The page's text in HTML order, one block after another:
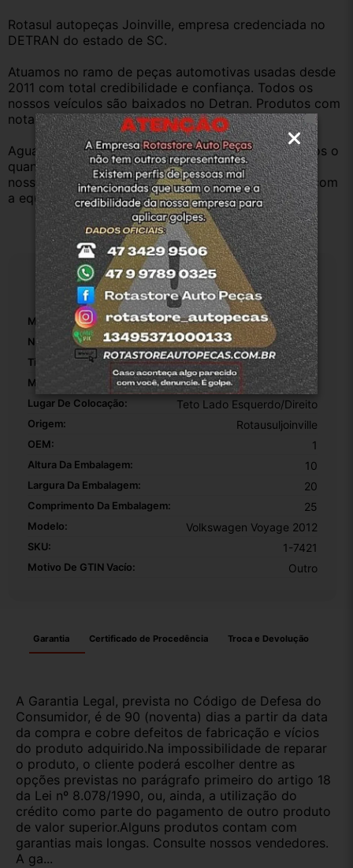
Rotasul autopeças Joinville, empresa credenciada no
DETRAN do estado de SC.
Atuamos no ramo de peças automotivas usadas desde
2011 com total credibilidade e confiança. Todos os
nossos veículos são baixados no Detran. Produtos com
nota fiscal e procedência.
Aguardamos sua pergunta ou compra e atenderemos o
quanto antes. Aceitamos retirada dos produtos em
nossa loja física também, basta entrar em contato com
a equipe Rotasul e tiramos suas dúvidas.
Especificações
Marca: Fiat
Número De Peça: 1
Tipo De Veículo: Carro/Caminhonete
Material: Borracha
Lugar De Colocação: Teto Lado Esquerdo/Direito
Origem: Rotausuljoinville
OEM: 1
Altura Da Embalagem: 10
Largura Da Embalagem: 20
Comprimento Da Embalagem: 25
Modelo: Volkswagen Voyage 2012
SKU: 1-7421
Motivo De GTIN Vacío: Outro
Garantia Certificado de Procedência Troca e Devolução
A Garantia Legal, prevista no Código de Defesa do
Consumidor, é de 90 (noventa) dias a partir da data
da compra e cobre defeitos de fabricação e vícios
do produto adquirido.Na impossibilidade de reparar
o produto, o cliente poderá escolher dentre as
opções previstas no parágrafo primeiro do artigo 18
da Lei nº 8.078/1990, ou, ainda, a utilização do
crédito como parte do pagamento de outro produto
de valor superior.Alguns produtos contam com
garantias mais longas. Consulte nossos vendedores.
A ga...